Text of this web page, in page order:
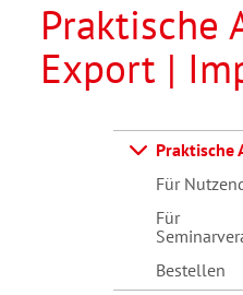
Praktische
Export |
Praktische
Für
Für
Bestellen